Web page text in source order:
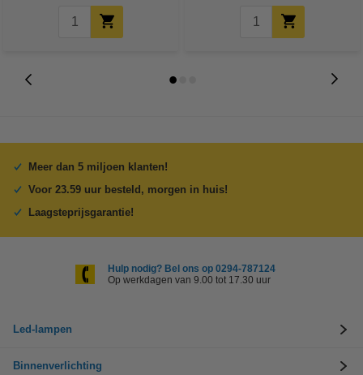
Meer dan 5 miljoen klanten!
Voor 23.59 uur besteld, morgen in huis!
Laagsteprijsgarantie!
Hulp nodig? Bel ons op 0294-787124
Op werkdagen van 9.00 tot 17.30 uur
Led-lampen
Binnenverlichting